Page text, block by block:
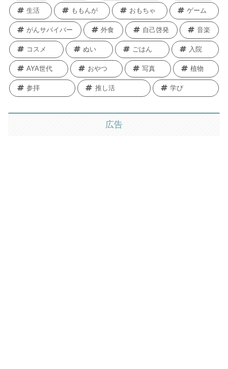
生活 ももんが おもちゃ ゲーム
がんサバイバー 外食 自己啓発 音楽
コスメ ぬい ごはん 入院
AYA世代 おやつ 写真 植物
参拝 推し活 学び
広告